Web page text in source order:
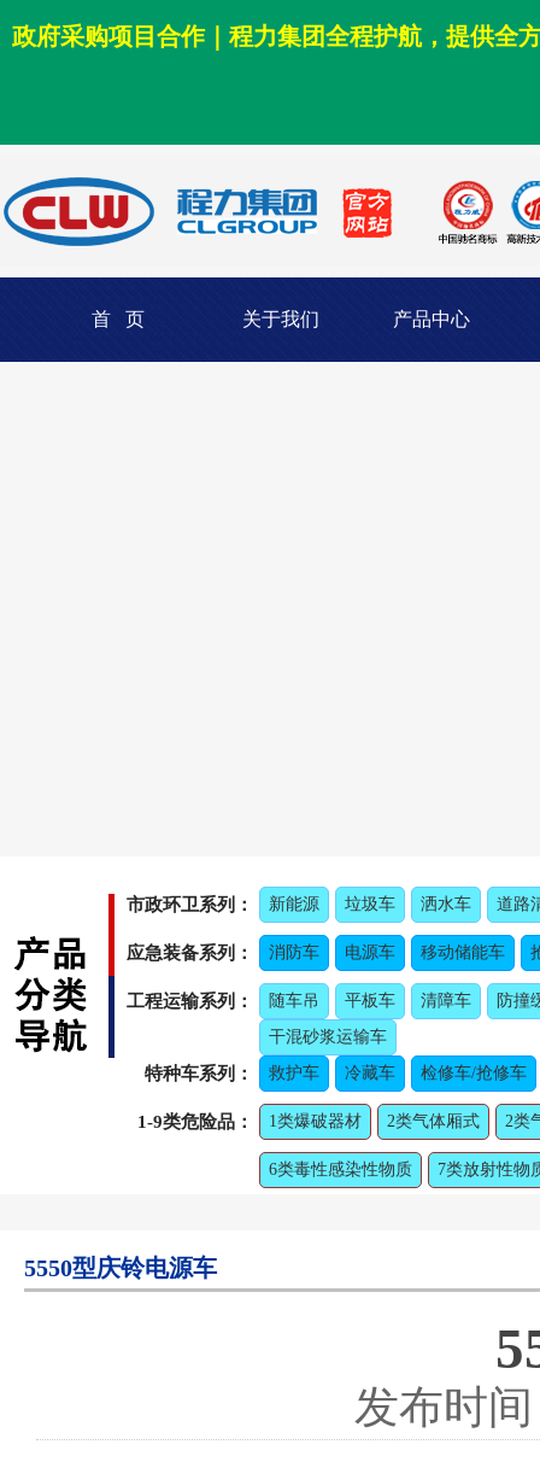
政府采购项目合作｜程力集团全程护航，提供全
首 页 关于我们 产品中心
市政环卫系列： 新能源 垃圾车 洒水车 道路
应急装备系列： 消防车 电源车 移动储能车
工程运输系列： 随车吊 平板车 清障车
防撞
干混砂浆运输车
特种车系列： 救护车 冷藏车 检修车/抢修车
1-9类危险品： 1类爆破器材 2类气体厢式 2类
6类毒性感染性物质 7类放射性物
5550型庆铃电源车
发布时